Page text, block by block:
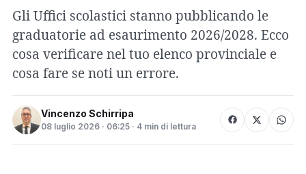
Gli Uffici scolastici stanno pubblicando le
graduatorie ad esaurimento 2026/2028. Ecco
cosa verificare nel tuo elenco provinciale e
cosa fare se noti un errore.
Vincenzo Schirripa
08 luglio 2026 · 06:25 · 4 min di lettura